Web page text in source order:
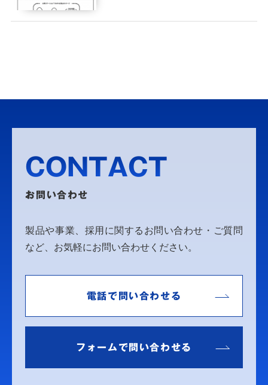
CONTACT
お問い合わせ
製品や事業、採用に関するお問い合わせ・ご質問
など、お気軽にお問い合わせください。
電話で問い合わせる
フォームで問い合わせる